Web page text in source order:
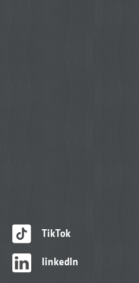
como el asiento «De
neumática y
TikTok
linkedIn